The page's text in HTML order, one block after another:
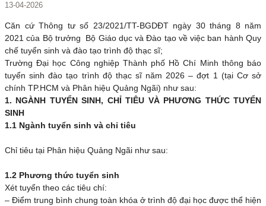
13-04-2026
Căn cứ Thông tư số 23/2021/TT-BGDĐT ngày 30 tháng 8 năm
2021 của Bộ trưởng Bộ Giáo dục và Đào tạo về việc ban hành Quy
chế tuyển sinh và đào tạo trình độ thạc sĩ;
Trường Đại học Công nghiệp Thành phố Hồ Chí Minh thông báo
tuyển sinh đào tạo trình độ thạc sĩ năm 2026 – đợt 1 (tại Cơ sở
chính TP.HCM và Phân hiệu Quảng Ngãi) như sau:
1. NGÀNH TUYỂN SINH, CHỈ TIÊU VÀ PHƯƠNG THỨC TUYỂN
SINH
1.1 Ngành tuyển sinh và chỉ tiêu
Chỉ tiêu tại Phân hiệu Quảng Ngãi như sau:
1.2 Phương thức tuyển sinh
Xét tuyển theo các tiêu chí:
– Điểm trung bình chung toàn khóa ở trình độ đại học được thể hiện